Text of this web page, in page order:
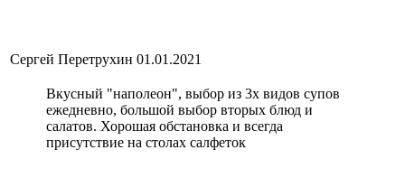
Сергей Перетрухин 01.01.2021
Вкусный "наполеон", выбор из 3х видов супов
ежедневно, большой выбор вторых блюд и
салатов. Хорошая обстановка и всегда
присутствие на столах салфеток